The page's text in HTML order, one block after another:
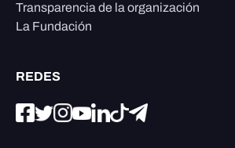
Transparencia de la organización
La Fundación
REDES